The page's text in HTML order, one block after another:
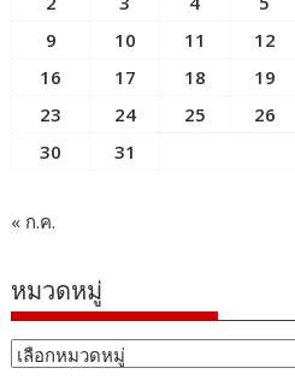
9
10 11 12
16
17 18 19
23
24 25 26
30
31
« ก.ค.
หมวดหมู่
หมวด